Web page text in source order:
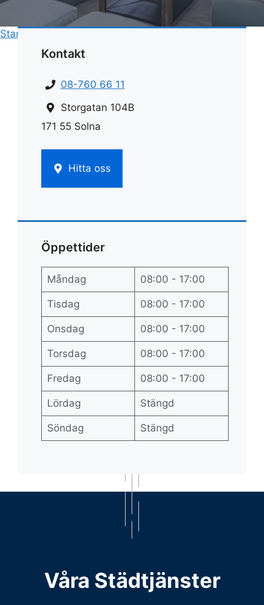
Start
Kontakt
08-760 66 11
Storgatan 104B
171 55 Solna
Hitta oss
Öppettider
Måndag 08:00 - 17:00
Tisdag 08:00 - 17:00
Onsdag 08:00 - 17:00
Torsdag 08:00 - 17:00
Fredag 08:00 - 17:00
Lördag Stängd
Söndag Stängd
Våra Städtjänster